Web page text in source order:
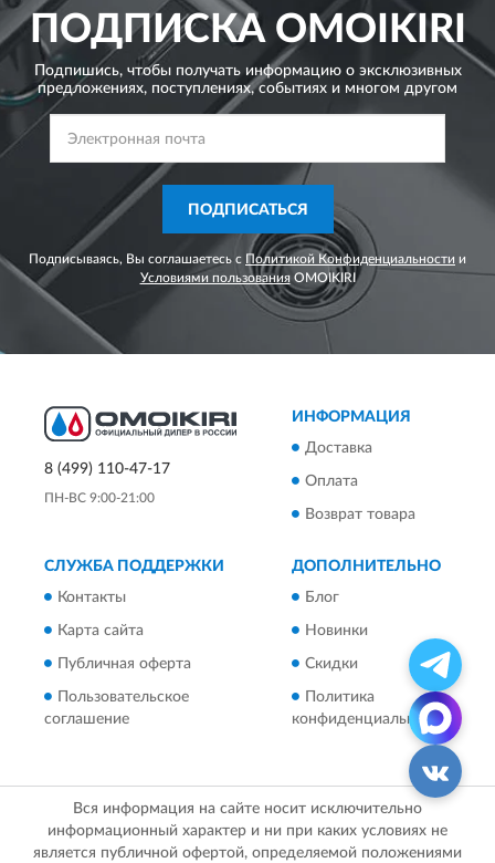
ПОДПИСКАOMOIKIRI
Подпишись, чтобы получать информацию о эксклюзивных
предложениях, поступлениях, событиях и многом другом
ПОДПИСАТЬСЯ
Подписываясь, Вы соглашаетесь с Политикой Конфиденциальности и
Условиями пользованияOMOIKIRI
8 (499) 110-47-17
ПН-ВС 9:00-21:00
ИНФОРМАЦИЯ
Доставка
Оплата
Возврат товара
СЛУЖБА ПОДДЕРЖКИ
Контакты
Карта сайта
Публичная оферта
Пользовательское
соглашение
ДОПОЛНИТЕЛЬНО
Блог
Новинки
Скидки
Политика
конфиденциальности
Вся информация на сайте носит исключительно
информационный характер и ни при каких условиях не
является публичной офертой, определяемой положениями